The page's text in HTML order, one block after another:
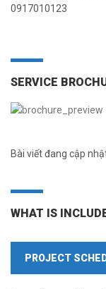
0917010123
SERVICE
Bài viết đang cập
WHAT IS
PROJECT